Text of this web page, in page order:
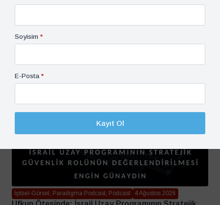
İşitsel-Görsel, Paradigma Podcast, Podcast 4 Ağustos 2026
Soyisim *
E-Posta *
Kayıt Ol